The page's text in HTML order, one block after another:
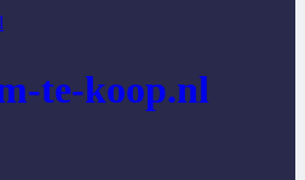
te-koop.nl